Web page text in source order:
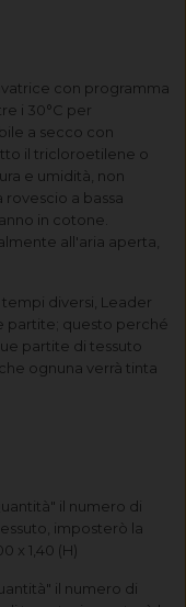
con programma
i 30°C per
a secco con
il tricloroetilene o
e umidità, non
a bassa
in cotone.
all'aria aperta,
diversi, Leader
partite; questo perché
partite di tessuto
ognuna verrà tinta
il numero di
imposterò la
x 1,40 (H)
il numero di